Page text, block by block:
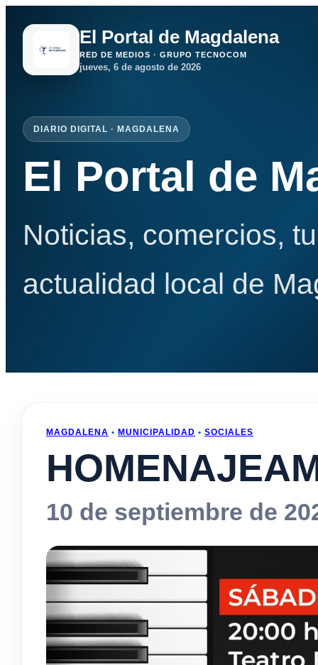
El Portal de Magdalena
RED DE MEDIOS · GRUPO TECNOCOM
jueves, 6 de agosto de 2026
DIARIO DIGITAL · MAGDALENA
El Portal de
Noticias, comercios,
actualidad local de
MAGDALENA • MUNICIPALIDAD • SOCIALES
10 de septiembre de